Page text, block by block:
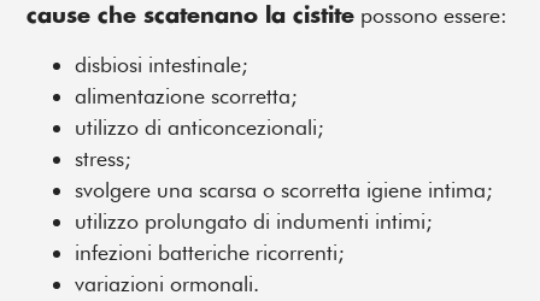
cause che scatenano la cistite possono essere:
disbiosi intestinale;
alimentazione scorretta;
utilizzo di anticoncezionali;
stress;
svolgere una scarsa o scorretta igiene intima;
utilizzo prolungato di indumenti intimi;
infezioni batteriche ricorrenti;
variazioni ormonali.